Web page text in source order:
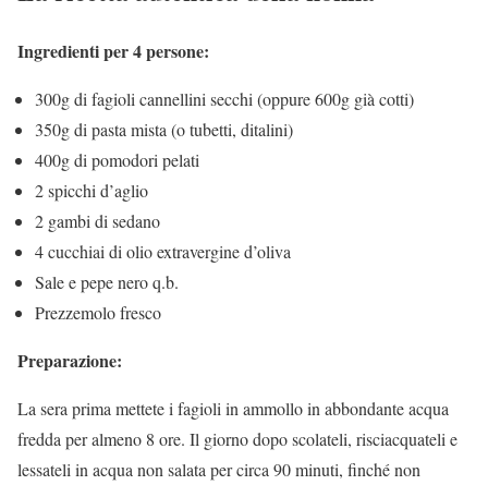
Ingredienti per 4 persone:
300g di fagioli cannellini secchi (oppure 600g già cotti)
350g di pasta mista (o tubetti, ditalini)
400g di pomodori pelati
2 spicchi d’aglio
2 gambi di sedano
4 cucchiai di olio extravergine d’oliva
Sale e pepe nero q.b.
Prezzemolo fresco
Preparazione:
La sera prima mettete i fagioli in ammollo in abbondante acqua
fredda per almeno 8 ore. Il giorno dopo scolateli, risciacquateli e
lessateli in acqua non salata per circa 90 minuti, finché non